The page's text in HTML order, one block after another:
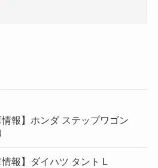
情報】ホンダ ステップワゴン
情報】ダイハツ タント L